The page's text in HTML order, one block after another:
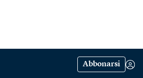
Abbonarsi